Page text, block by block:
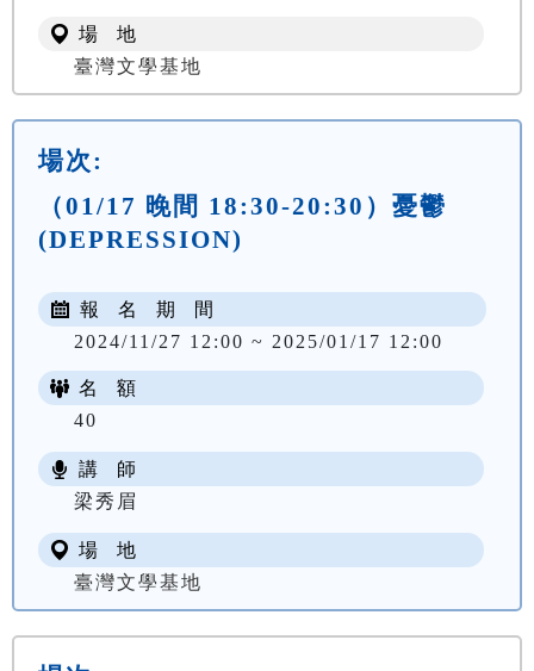
場 地
臺灣文學基地
場次:
（01/17 晚間 18:30-20:30）憂鬱
(DEPRESSION)
報 名 期 間
2024/11/27 12:00 ~ 2025/01/17 12:00
名 額
40
講 師
梁秀眉
場 地
臺灣文學基地